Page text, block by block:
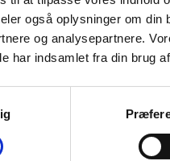
også oplysninger om din
og analysepartnere.
har indsamlet fra din brug